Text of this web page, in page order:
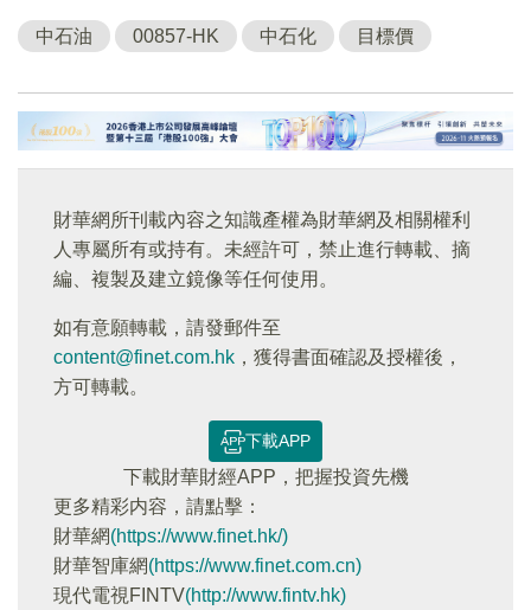
中石油 00857-HK 中石化 目標價
財華網所刊載內容之知識產權為財華網及相關權利
人專屬所有或持有。未經許可，禁止進行轉載、摘
編、複製及建立鏡像等任何使用。
如有意願轉載，請發郵件至
content@finet.com.hk ，獲得書面確認及授權後，
方可轉載。
下載APP
下載財華財經APP，把握投資先機
更多精彩内容，請點擊：
財華網(https://www.finet.hk/)
財華智庫網(https://www.finet.com.cn)
現代電視FINTV(http://www.fintv.hk)